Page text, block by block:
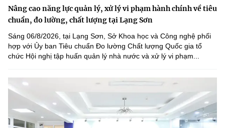
Nâng cao năng lực quản lý, xử lý vi phạm hành chính về tiêu
chuẩn, đo lường, chất lượng tại Lạng Sơn
Sáng 06/8/2026, tại Lạng Sơn, Sở Khoa học và Công nghệ phối
hợp với Ủy ban Tiêu chuẩn Đo lường Chất lượng Quốc gia tổ
chức Hội nghị tập huấn quản lý nhà nước và xử lý vi phạm...